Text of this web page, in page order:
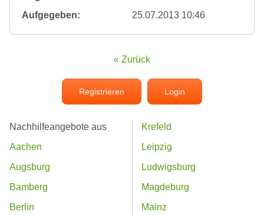
Aufgegeben:
25.07.2013 10:46
« Zurück
Registrieren Login
Nachhilfeangebote aus
Aachen
Augsburg
Bamberg
Berlin
Krefeld
Leipzig
Ludwigsburg
Magdeburg
Mainz